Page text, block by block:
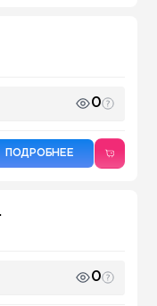
0
ПОДРОБНЕЕ
0